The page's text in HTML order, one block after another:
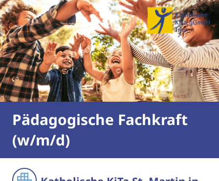
Pädagogische Fachkraft
(w/m/d)